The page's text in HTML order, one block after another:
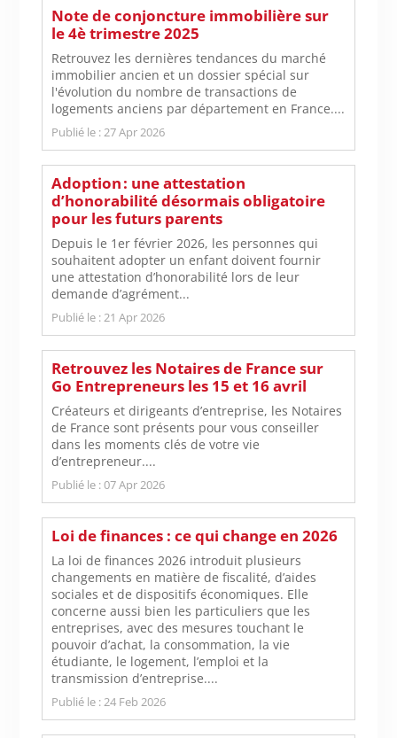
Note de conjoncture immobilière sur
le 4è trimestre 2025
Retrouvez les dernières tendances du marché
immobilier ancien et un dossier spécial sur
l'évolution du nombre de transactions de
logements anciens par département en France....
Publié le : 27 Apr 2026
Adoption : une attestation
d’honorabilité désormais obligatoire
pour les futurs parents
Depuis le 1er février 2026, les personnes qui
souhaitent adopter un enfant doivent fournir
une attestation d’honorabilité lors de leur
demande d’agrément...
Publié le : 21 Apr 2026
Retrouvez les Notaires de France sur
Go Entrepreneurs les 15 et 16 avril
Créateurs et dirigeants d’entreprise, les Notaires
de France sont présents pour vous conseiller
dans les moments clés de votre vie
d’entrepreneur....
Publié le : 07 Apr 2026
Loi de finances : ce qui change en 2026
La loi de finances 2026 introduit plusieurs
changements en matière de fiscalité, d’aides
sociales et de dispositifs économiques. Elle
concerne aussi bien les particuliers que les
entreprises, avec des mesures touchant le
pouvoir d’achat, la consommation, la vie
étudiante, le logement, l’emploi et la
transmission d’entreprise....
Publié le : 24 Feb 2026